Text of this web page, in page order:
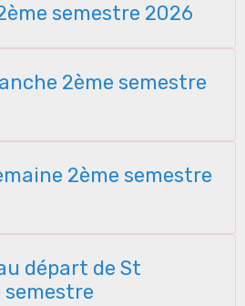
semestre 2026
2ème semestre
2ème semestre
départ de St
semestre